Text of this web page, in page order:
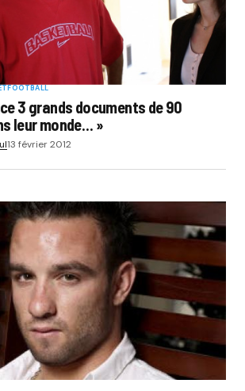
FOOTBALL
3 grands documents de 90
leur monde… »
13 février 2012